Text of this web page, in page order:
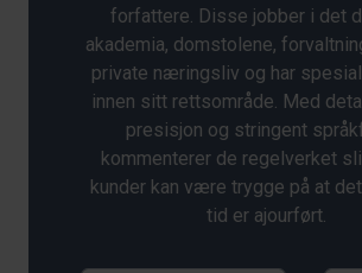
forfattere. Disse jobber i det
akademia, domstolene,
private næringsliv og har
innen sitt rettsområde. Med
presisjon og stringent
kommenterer de regelverket
kunder kan være trygge på at
tid er ajourført.